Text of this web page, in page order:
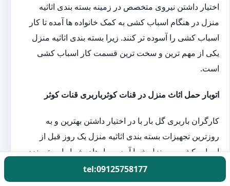
اختیار داشتن نیروی متخصص در زمینه بسته بندی اثاثیه
منزل در هنگام اسباب کشی به کمک خانواده ها آمده تا کار
اسباب کشی را آسوده تر کنند. زیرا بسته بندی اثاثیه منزل
یکی از مهم ترین و سخت ترین قسمت کار اسباب کشی
است.
اتوبار حمل اثاث منزل در قنات کوثرباربری قنات کوثر
کارگران باربری گل بار با در اختیار داشتن بهترین و به
روزترین تجهیزات بسته بندی اثاثیه منزل یک روز قبل از
اسباب کشی به منزل شما آمده و بارهای شما را بسته بندی
می کنند. بعد از بسته بندی اثاثیه توسط نیروهای این باربری،
شما می توانید مطمئن باشید که وسایل شما بدون آسیب به
tel:09125758177